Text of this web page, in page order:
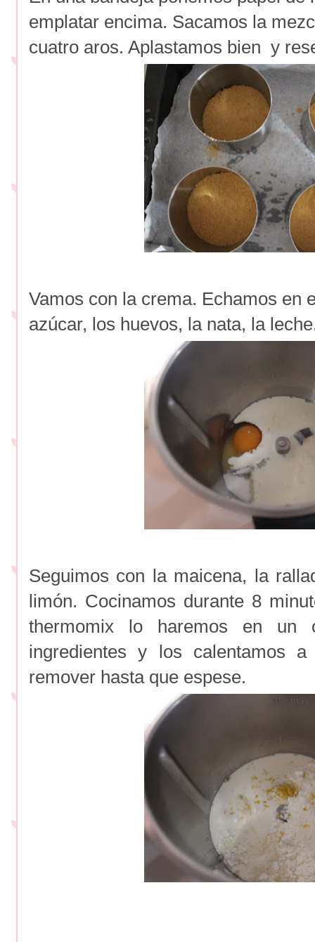
emplatar encima. Sacamos la
cuatro aros. Aplastamos bien y
Vamos con la crema. Echamos en
azúcar, los huevos, la nata, la
Seguimos con la maicena, la
limón. Cocinamos durante 8
thermomix lo haremos en un
ingredientes y los calentamos
remover hasta que espese.